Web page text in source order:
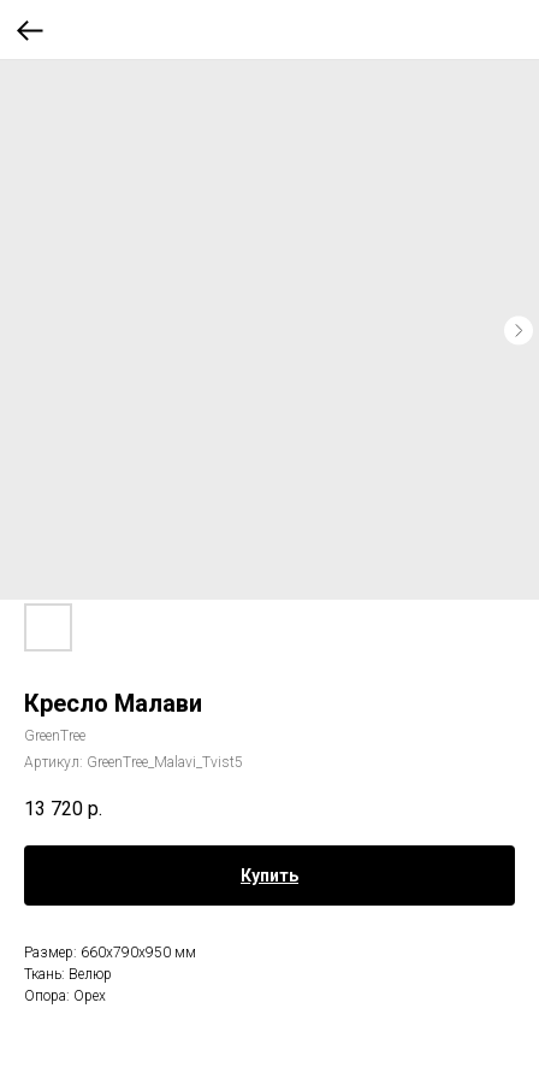
Кресло Малави
GreenTree
Артикул: GreenTree_Malavi_Tvist5
13 720 р.
Купить
Размер: 660х790х950 мм
Ткань: Велюр
Опора: Орех